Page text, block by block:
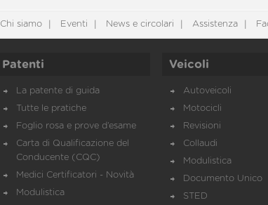
Chi siamo Eventi News e circolari Assistenza
Patenti
La patente di guida
Tutte le pratiche
Foglio rosa e prove d’esame
Carta di Qualificazione del
Conducente (CQC)
Medici Certificatori - Novità
Modulistica
Veicoli
Autoveicoli
Motocicli
Revisioni
Collaudi
Modulistica
Documento Unico
STED